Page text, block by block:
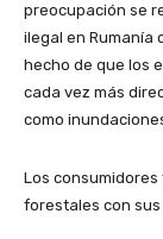
preocupación se
ilegal en Rumanía
hecho de que los
cada vez más
como
Los
forestales con sus